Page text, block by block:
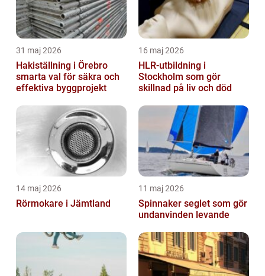
31 maj 2026
Hakiställning i Örebro
smarta val för säkra och
effektiva byggprojekt
16 maj 2026
HLR-utbildning i
Stockholm som gör
skillnad på liv och död
14 maj 2026
Rörmokare i Jämtland
11 maj 2026
Spinnaker seglet som gör
undanvinden levande